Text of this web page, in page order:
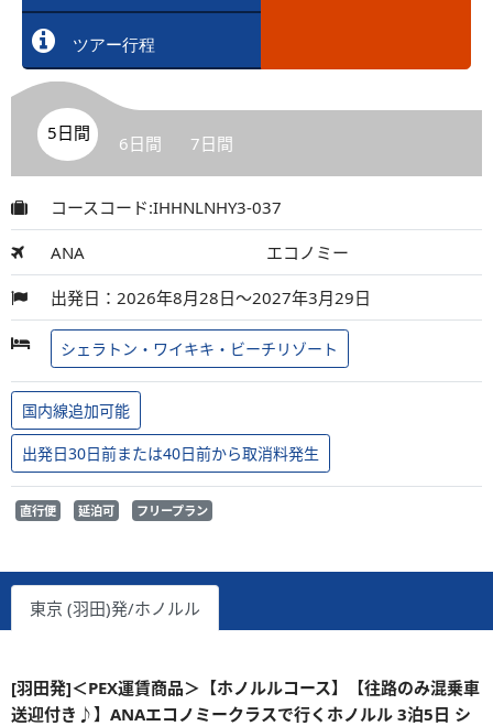
ツアー行程
5日間 6日間 7日間
コースコード:IHHNLNHY3-037
ANA エコノミー
出発日：2026年8月28日～2027年3月29日
シェラトン・ワイキキ・ビーチリゾート
国内線追加可能
出発日30日前または40日前から取消料発生
直行便 延泊可 フリープラン
東京 (羽田)発/ホノルル
[羽田発]＜PEX運賃商品＞【ホノルルコース】【往路のみ混乗車
送迎付き♪】ANAエコノミークラスで行くホノルル 3泊5日 シ